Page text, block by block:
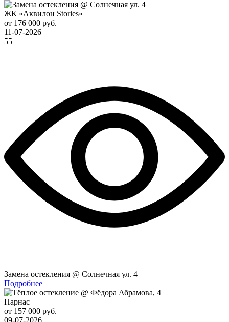
ЖК «Аквилон Stories»
от 176 000 руб.
11-07-2026
55
Замена остекления @ Солнечная ул. 4
Подробнее
Парнас
от 157 000 руб.
09-07-2026